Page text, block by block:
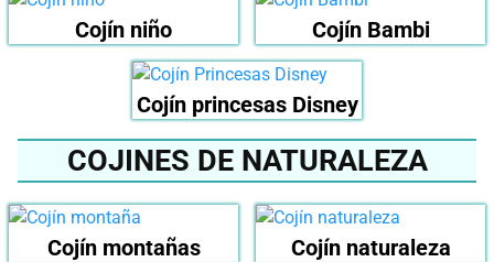
Cojín niño Cojín Bambi
Cojín princesas Disney
COJINES DE NATURALEZA
Cojín montañas Cojín naturaleza